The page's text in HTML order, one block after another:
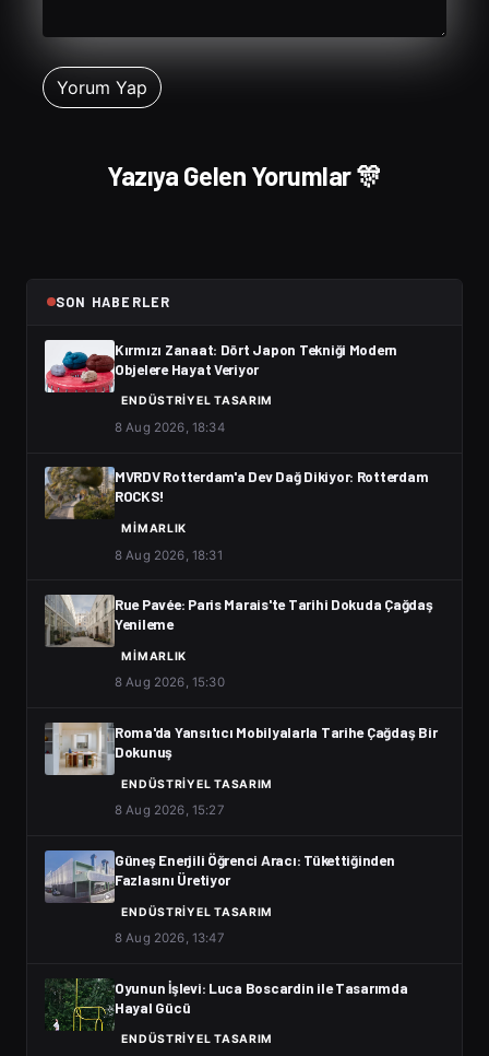
Yazıya Gelen Yorumlar 🎊
SON HABERLER
Kırmızı Zanaat: Dört Japon Tekniği Modern
Objelere Hayat Veriyor
ENDÜSTRIYEL TASARIM
8 Aug 2026, 18:34
MVRDV Rotterdam'a Dev Dağ Dikiyor: Rotterdam
ROCKS!
MIMARLIK
8 Aug 2026, 18:31
Rue Pavée: Paris Marais'te Tarihi Dokuda Çağdaş
Yenileme
MIMARLIK
8 Aug 2026, 15:30
Roma'da Yansıtıcı Mobilyalarla Tarihe Çağdaş Bir
Dokunuş
ENDÜSTRIYEL TASARIM
8 Aug 2026, 15:27
Güneş Enerjili Öğrenci Aracı: Tükettiğinden
Fazlasını Üretiyor
ENDÜSTRIYEL TASARIM
8 Aug 2026, 13:47
Oyunun İşlevi: Luca Boscardin ile Tasarımda
Hayal Gücü
ENDÜSTRIYEL TASARIM